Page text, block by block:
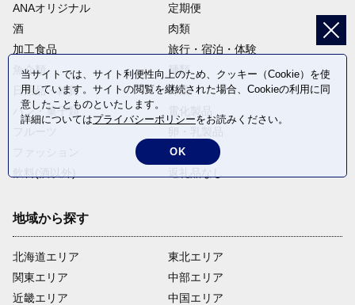
ANAオリジナル
定期便
酒
肉類
加工食品
旅行・宿泊・体験
魚介類
麺類
日用品・雑貨
野菜
パン・菓子類
米・穀物
地域から探す
北海道エリア
関東エリア
近畿エリア
東北エリア
中部エリア
中国エリア
当サイトでは、サイト利便性向上のため、クッキー（Cookie）を使
用しています。サイトの閲覧を継続された場合、Cookieの利用に同
意したことものといたします。
詳細についてはプライバシーポリシーをお読みください。
OK